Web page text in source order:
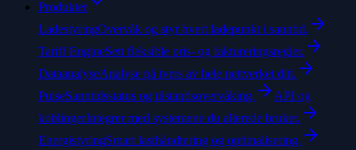
Produkter
LadestyringOvervåk og styr hvert ladepunkt i sanntid.
Tariff EngineSett fleksible pris- og faktureringsregler.
DataanalyseAnalyse på tvers av hele nettverket ditt.
PulseSanntidsstatus og tilstandsovervåking.
API og
koblingerIntegrer med systemene du allerede bruker.
EnergistyringSmart lasthåndtering og optimalisering.